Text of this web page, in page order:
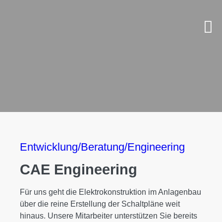
Entwicklung/Beratung/Engineering
CAE Engineering
Für uns geht die Elektrokonstruktion im Anlagenbau
über die reine Erstellung der Schaltpläne weit
hinaus. Unsere Mitarbeiter unterstützen Sie bereits